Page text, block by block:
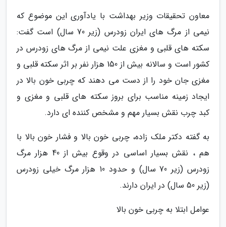
معاون تحقیقات وزیر بهداشت با یادآوری این موضوع که
نیمی از مرگ های ایران زودرس (زیر 70 سال) است گفت:
سکته های قلبی و مغزی علت نیمی از مرگ های زودرس در
کشور است و سالانه بیش از 150 هزار نفر بر اثر سکته قلبی و
مغزی جان خود را از دست می دهند که چربی خون بالا در
ایجاد زمینه مناسب برای بروز سکته های قلبی و مغزی و
کبد چرب نقش بسیار مهم و مشخص کننده ای دارد.
به گفته دکتر ملک زاده، چربی خون بالا و فشار خون بالا با
هم ، نقش بسیار اساسی در وقوع بیش از 40 هزار مرگ
زودرس (زیر 70 سال) و حدود 10 هزار مرگ خیلی زودرس
(زیر 50 سال) در ایران دارند.
عوامل ابتلا به چربی خون بالا